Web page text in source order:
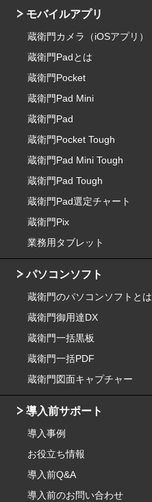
モバイルアプリ
蔵衛門カメラ（iOSアプリ）
蔵衛門Padとは
蔵衛門Pocket
蔵衛門Pad Mini
蔵衛門Pad
蔵衛門Pocket Tough
蔵衛門Pad Mini Tough
蔵衛門Pad Tough
蔵衛門Pad選定チャート
蔵衛門Pix
業務用タブレット
パソコンソフト
蔵衛門のパソコンソフトとは
蔵衛門御用達DX
蔵衛門一括黒板
蔵衛門一括PDF
蔵衛門図面キャプチャー
導入前サポート
導入事例
お役立ち情報
導入前Q&A
導入前のお問い合わせ